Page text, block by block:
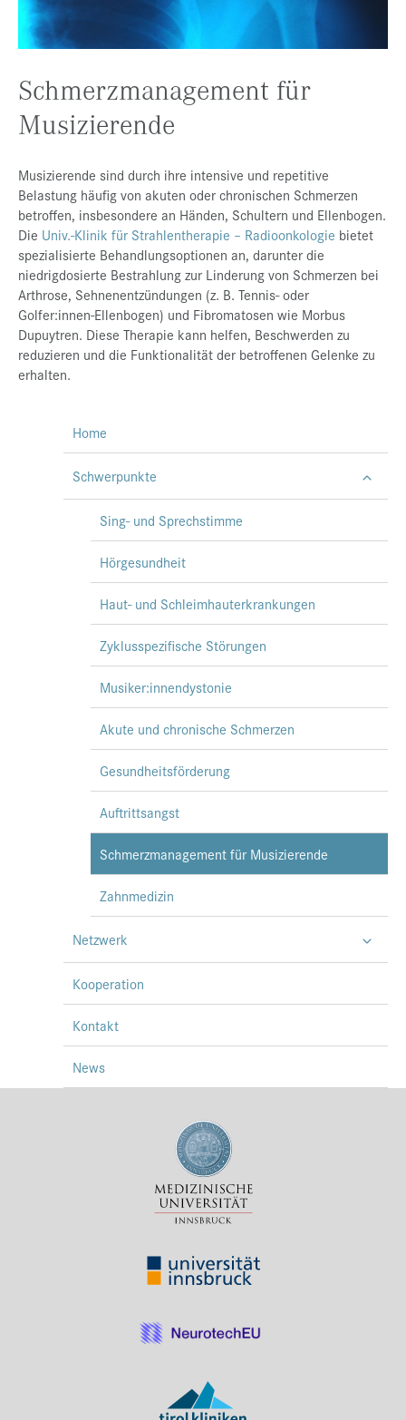
Presse
Kontakt
Datenschutz
de |en
Schmerzmanagement für
Musizierende
Musizierende sind durch ihre intensive und repetitive
Belastung häufig von akuten oder chronischen Schmerzen
betroffen, insbesondere an Händen, Schultern und Ellenbogen.
Die Univ.-Klinik für Strahlentherapie – Radioonkologie bietet
spezialisierte Behandlungsoptionen an, darunter die
niedrigdosierte Bestrahlung zur Linderung von Schmerzen bei
Arthrose, Sehnenentzündungen (z. B. Tennis- oder
Golfer:innen-Ellenbogen) und Fibromatosen wie Morbus
Dupuytren. Diese Therapie kann helfen, Beschwerden zu
reduzieren und die Funktionalität der betroffenen Gelenke zu
erhalten.
Home
Schwerpunkte
Sing- und Sprechstimme
Hörgesundheit
Haut- und Schleimhauterkrankungen
Zyklusspezifische Störungen
Musiker:innendystonie
Akute und chronische Schmerzen
Gesundheitsförderung
Auftrittsangst
Schmerzmanagement für Musizierende
Zahnmedizin
Netzwerk
Kooperation
Kontakt
News